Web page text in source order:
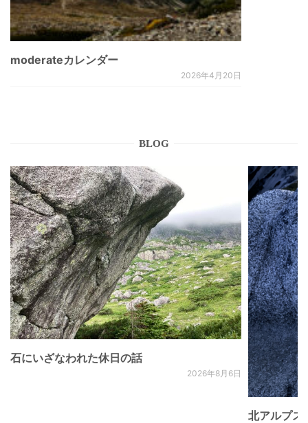
moderateカレンダー
2026年4月20日
BLOG
石にいざなわれた休日の話
2026年8月6日
北アルプ